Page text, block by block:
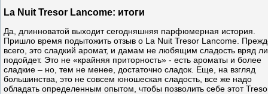
La Nuit Tresor Lancome: итоги
Да, длинноватой выходит сегодняшняя парфюмерная история.
Пришло время подытожить отзыв о La Nuit Tresor Lancome.
всего, это сладкий аромат, и дамам не любящим сладость вряд ли
подойдет. Это не «крайняя приторность» - есть ароматы и более
сладкие – но, тем не менее, достаточно сладок. Еще, на взгляд
большинства, это не совсем юношеская сладость, все же надо
обладать определенным опытом, чтобы позволить себе этот